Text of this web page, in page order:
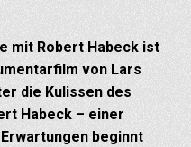
mit Robert Habeck ist
von Lars
die Kulissen des
Habeck – einer
beginnt